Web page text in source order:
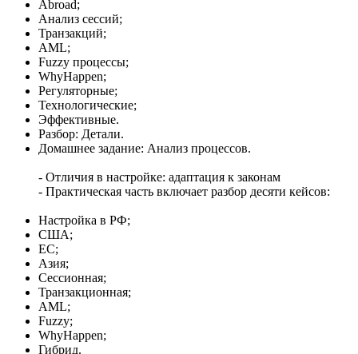
Abroad;
Анализ сессий;
Транзакций;
AML;
Fuzzy процессы;
WhyHappen;
Регуляторные;
Технологические;
Эффективные.
Разбор: Детали.
Домашнее задание: Анализ процессов.
- Отличия в настройке: адаптация к законам
- Практическая часть включает разбор десяти кейсов:
Настройка в РФ;
США;
ЕС;
Азия;
Сессионная;
Транзакционная;
AML;
Fuzzy;
WhyHappen;
Гибрид.